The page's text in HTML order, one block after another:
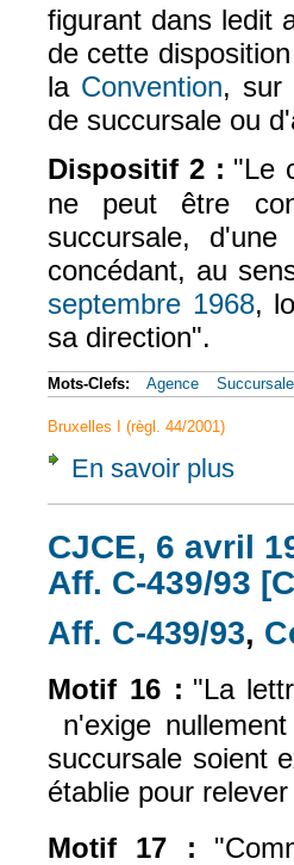
figurant dans ledit
de cette
la Convention (le lien
, sur
de succursale ou
Dispositif 2 : "Le
ne peut être
succursale,
concédant, au
septembre 1968 (le
,
sa direction".
Mots-Clefs: Agence Succursale
Bruxelles I (règl. 44/2001)
En savoir plus
CJCE, 6 avril
Aff. C-439/93
Aff. C-439/93 (le
,
Motif 16 : "La
(le lien est externe)
n'exige
succursale soient
établie pour
Motif 17 :
"